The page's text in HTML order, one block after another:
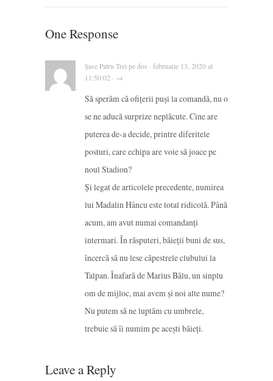
One Response
Șase Patru Trei pe dos · februarie 13, 2020 at
11:50:02 · →
Să sperăm că ofițerii puși la comandă, nu o
se ne aducă surprize neplăcute. Cine are
puterea de-a decide, printre diferitele
posturi, care echipa are voie să joace pe
noul Stadion?
Și legat de articolele precedente, numirea
lui Madalin Hâncu este total ridicolă. Până
acum, am avut numai comandanți
intermari. În răsputeri, băieții buni de sus,
încercă să nu lese căpestrele clubului la
Talpan. Înafară de Marius Bălu, un sinplu
om de mijloc, mai avem și noi alte nume?
Nu putem să ne luptăm cu umbrele,
trebuie să îi numim pe acești băieți.
Leave a Reply